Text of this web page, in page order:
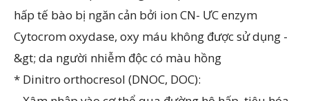
hấp tế bào bị ngăn cản bởi ion CN- ƯC enzym
Cytocrom oxydase, oxy máu không được sử dụng -
&gt; da người nhiễm độc có màu hồng
* Dinitro orthocresol (DNOC, DOC):